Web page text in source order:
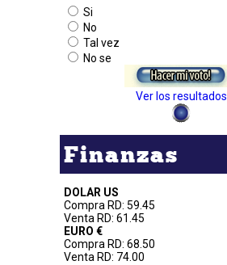
Si
No
Tal vez
No se
Ver los resultados
Finanzas
DOLAR US
Compra RD: 59.45
Venta RD: 61.45
EURO €
Compra RD: 68.50
Venta RD: 74.00